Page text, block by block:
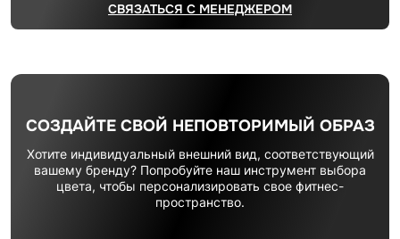
СВЯЗАТЬСЯ С МЕНЕДЖЕРОМ
СОЗДАЙТЕ СВОЙ НЕПОВТОРИМЫЙ ОБРАЗ
Хотите индивидуальный внешний вид, соответствующий
вашему бренду? Попробуйте наш инструмент выбора
цвета, чтобы персонализировать свое фитнес-
пространство.